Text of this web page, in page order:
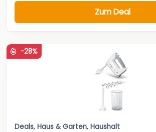
Zum Deal
-28%
Deals, Haus & Garten, Haushalt